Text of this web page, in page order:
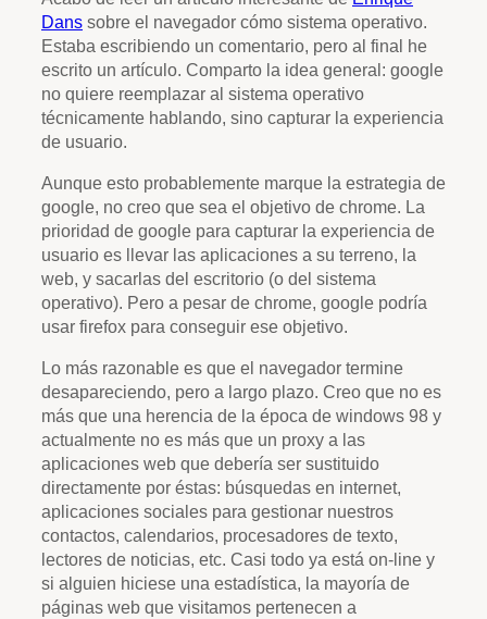
Dans sobre el navegador cómo sistema operativo.
Estaba escribiendo un comentario, pero al final he
escrito un artículo. Comparto la idea general: google
no quiere reemplazar al sistema operativo
técnicamente hablando, sino capturar la experiencia
de usuario.
Aunque esto probablemente marque la estrategia de
google, no creo que sea el objetivo de chrome. La
prioridad de google para capturar la experiencia de
usuario es llevar las aplicaciones a su terreno, la
web, y sacarlas del escritorio (o del sistema
operativo). Pero a pesar de chrome, google podría
usar firefox para conseguir ese objetivo.
Lo más razonable es que el navegador termine
desapareciendo, pero a largo plazo. Creo que no es
más que una herencia de la época de windows 98 y
actualmente no es más que un proxy a las
aplicaciones web que debería ser sustituido
directamente por éstas: búsquedas en internet,
aplicaciones sociales para gestionar nuestros
contactos, calendarios, procesadores de texto,
lectores de noticias, etc. Casi todo ya está on-line y
si alguien hiciese una estadística, la mayoría de
páginas web que visitamos pertenecen a